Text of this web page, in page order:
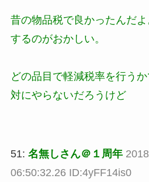
昔の物品税で良かったんだ
するのがおかしい。
どの品目で軽減税率を行う
対にやらないだろうけど
51: 名無しさん＠１周年
06:50:32.26 ID:4yFF14is0